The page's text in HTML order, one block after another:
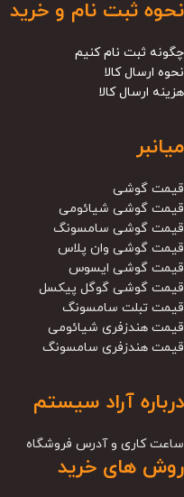
نحوه ثبت نام و خرید
چگونه ثبت نام کنیم
نحوه ارسال کالا
هزینه ارسال کالا
میانبر
قیمت گوشی
قیمت گوشی شیائومی
قیمت گوشی سامسونگ
قیمت گوشی وان پلاس
قیمت گوشی ایسوس
قیمت گوشی گوگل پیکسل
قیمت تبلت سامسونگ
قیمت هندزفری شیائومی
قیمت هندزفری سامسونگ
درباره آراد سیستم
ساعت کاری و آدرس فروشگاه
روش های خرید